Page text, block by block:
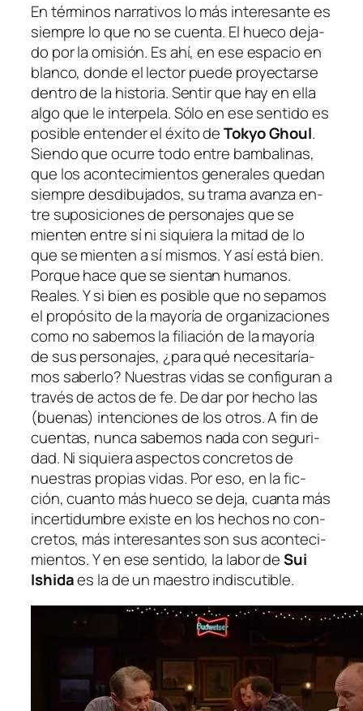
En tér­mi­nos na­rra­ti­vos lo más in­tere­san­te es
siem­pre lo que no se cuen­ta. El hue­co de­ja­
do por la omi­sión. Es ahí, en ese es­pa­cio en
blan­co, don­de el lec­tor pue­de pro­yec­tar­se
den­tro de la his­to­ria. Sentir que hay en ella
al­go que le in­ter­pe­la. Sólo en ese sen­ti­do es
po­si­ble en­ten­der el éxi­to deTokyo Ghoul.
Siendo que ocu­rre to­do en­tre bam­ba­li­nas,
que los acon­te­ci­mien­tos ge­ne­ra­les que­dan
siem­pre des­di­bu­ja­dos, su tra­ma avan­za en­
tre su­po­si­cio­nes de per­so­na­jes que se
mien­ten en­tre sí ni si­quie­ra la mi­tad de lo
que se mien­ten a sí mis­mos. Y así es­tá bien.
Porque ha­ce que se sien­tan hu­ma­nos.
Reales. Y si bien es po­si­ble que no se­pa­mos
el pro­pó­si­to de la ma­yo­ría de or­ga­ni­za­cio­nes
co­mo no sa­be­mos la fi­lia­ción de la ma­yo­ría
de sus per­so­na­jes, ¿pa­ra qué ne­ce­si­ta­ría­
mos sa­ber­lo? Nuestras vi­das se con­fi­gu­ran a
tra­vés de ac­tos de fe. De dar por he­cho las
(bue­nas) in­ten­cio­nes de los otros. A fin de
cuen­tas, nun­ca sa­be­mos na­da con se­gu­ri­
dad. Ni si­quie­ra as­pec­tos con­cre­tos de
nues­tras pro­pias vi­das. Por eso, en la fic­
ción, cuan­to más hue­co se de­ja, cuan­ta más
in­cer­ti­dum­bre exis­te en los he­chos no con­
cre­tos, más in­tere­san­tes son sus acon­te­ci­
mien­tos. Y en ese sen­ti­do, la la­bor deSui
Ishidaes la de un maes­tro indiscutible.